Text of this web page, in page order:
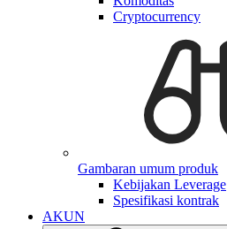
Cryptocurrency
Gambaran umum produk
Kebijakan Leverage
Spesifikasi kontrak
AKUN